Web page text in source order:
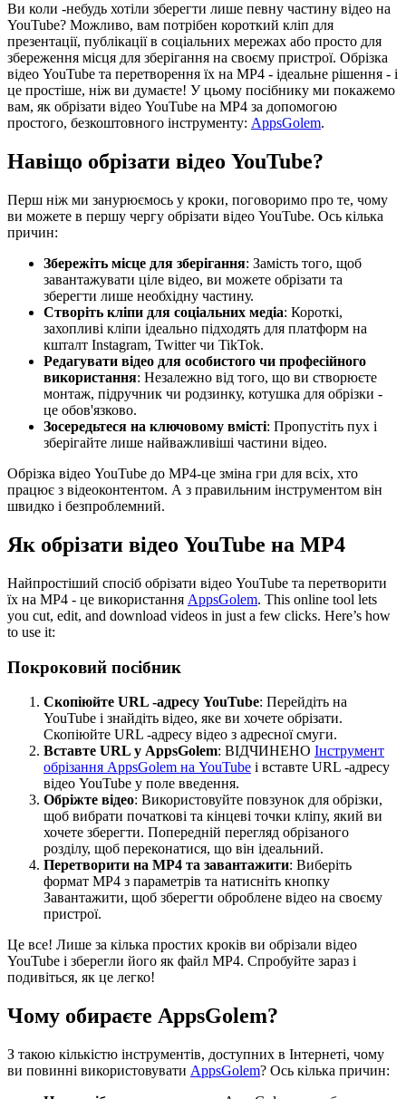
Ви коли -небудь хотіли зберегти лише певну частину відео на
YouTube? Можливо, вам потрібен короткий кліп для
презентації, публікації в соціальних мережах або просто для
збереження місця для зберігання на своєму пристрої. Обрізка
відео YouTube та перетворення їх на MP4 - ідеальне рішення - і
це простіше, ніж ви думаєте! У цьому посібнику ми покажемо
вам, як обрізати відео YouTube на MP4 за допомогою
простого, безкоштовного інструменту: AppsGolem.
Навіщо обрізати відео YouTube?
Перш ніж ми занурюємось у кроки, поговоримо про те, чому
ви можете в першу чергу обрізати відео YouTube. Ось кілька
причин:
Збережіть місце для зберігання: Замість того, щоб
завантажувати ціле відео, ви можете обрізати та
зберегти лише необхідну частину.
Створіть кліпи для соціальних медіа: Короткі,
захопливі кліпи ідеально підходять для платформ на
кшталт Instagram, Twitter чи TikTok.
Редагувати відео для особистого чи професійного
використання: Незалежно від того, що ви створюєте
монтаж, підручник чи родзинку, котушка для обрізки -
це обов'язково.
Зосередьтеся на ключовому вмісті: Пропустіть пух і
зберігайте лише найважливіші частини відео.
Обрізка відео YouTube до MP4-це зміна гри для всіх, хто
працює з відеоконтентом. А з правильним інструментом він
швидко і безпроблемний.
Як обрізати відео YouTube на MP4
Найпростіший спосіб обрізати відео YouTube та перетворити
їх на MP4 - це використання AppsGolem. This online tool lets
you cut, edit, and download videos in just a few clicks. Here’s how
to use it:
Покроковий посібник
Скопіюйте URL -адресу YouTube: Перейдіть на
YouTube і знайдіть відео, яке ви хочете обрізати.
Скопіюйте URL -адресу відео з адресної смуги.
Вставте URL у AppsGolem: ВІДЧИНЕНО Інструмент
обрізання AppsGolem на YouTube і вставте URL -адресу
відео YouTube у поле введення.
Обріжте відео: Використовуйте повзунок для обрізки,
щоб вибрати початкові та кінцеві точки кліпу, який ви
хочете зберегти. Попередній перегляд обрізаного
розділу, щоб переконатися, що він ідеальний.
Перетворити на MP4 та завантажити: Виберіть
формат MP4 з параметрів та натисніть кнопку
Завантажити, щоб зберегти оброблене відео на своєму
пристрої.
Це все! Лише за кілька простих кроків ви обрізали відео
YouTube і зберегли його як файл MP4. Спробуйте зараз і
подивіться, як це легко!
Чому обираєте AppsGolem?
З такою кількістю інструментів, доступних в Інтернеті, чому
ви повинні використовувати AppsGolem? Ось кілька причин: